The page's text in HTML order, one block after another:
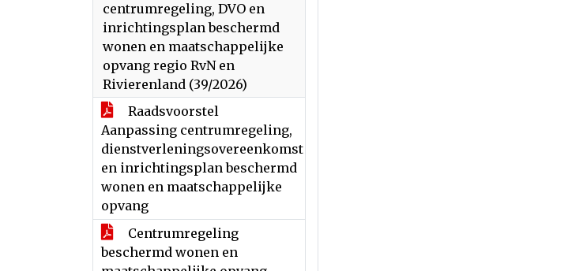
centrumregeling, DVO en
inrichtingsplan beschermd
wonen en maatschappelijke
opvang regio RvN en
Rivierenland (39/2026)
Raadsvoorstel
Aanpassing centrumregeling,
dienstverleningsovereenkomst
en inrichtingsplan beschermd
wonen en maatschappelijke
opvang
Centrumregeling
beschermd wonen en